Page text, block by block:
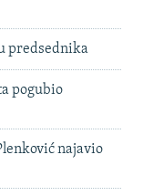
predsednika
pogubio
najavio